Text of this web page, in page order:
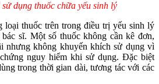
dụng thuốc chữa yếu sinh lý
thuốc trên trong điều trị yếu sinh lý
sĩ. Một số thuốc không cần kê đơn,
nhưng không khuyến khích sử dụng vì
nguy hiểm khi sử dụng. Đặc biệt
trong thời gian dài, tương tác với các